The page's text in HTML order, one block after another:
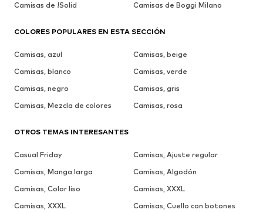
Camisas de !Solid
Camisas de Boggi Milano
COLORES POPULARES EN ESTA SECCIÓN
Camisas, azul
Camisas, beige
Camisas, blanco
Camisas, verde
Camisas, negro
Camisas, gris
Camisas, Mezcla de colores
Camisas, rosa
OTROS TEMAS INTERESANTES
Casual Friday
Camisas, Ajuste regular
Camisas, Manga larga
Camisas, Algodón
Camisas, Color liso
Camisas, XXXL
Camisas, XXXL
Camisas, Cuello con botones